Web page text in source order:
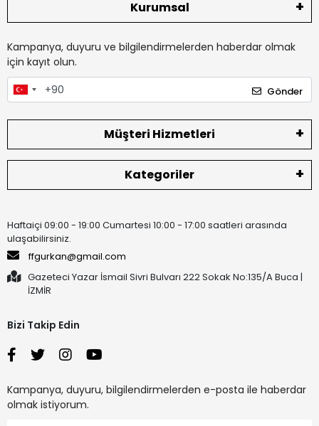
Kurumsal
Kampanya, duyuru ve bilgilendirmelerden haberdar olmak
için kayıt olun.
Gönder
Müşteri Hizmetleri
Kategoriler
Haftaiçi 09:00 - 19:00 Cumartesi 10:00 - 17:00 saatleri arasında
ulaşabilirsiniz.
ffgurkan@gmail.com
Gazeteci Yazar İsmail Sivri Bulvarı 222 Sokak No:135/A Buca |
İZMİR
Bizi Takip Edin
Kampanya, duyuru, bilgilendirmelerden e-posta ile haberdar
olmak istiyorum.